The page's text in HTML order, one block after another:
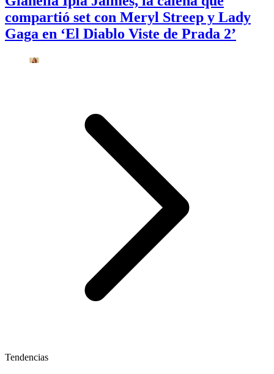
compartió set con Meryl Streep y Lady
Gaga en ‘El Diablo Viste de Prada 2’
Tendencias